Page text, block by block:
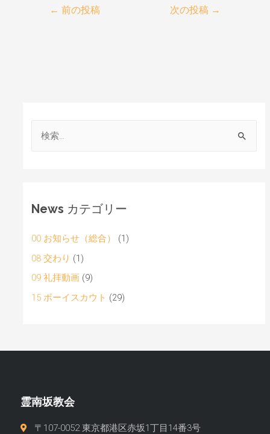
← 前の投稿 次の投稿 →
News カテゴリー
00 お知らせ（総合）
(1)
08 交わり (1)
09 礼拝動画 (9)
15 ボーイスカウト (29)
霊南坂教会
〒107-0052 東京都港区赤坂1丁目14番3号